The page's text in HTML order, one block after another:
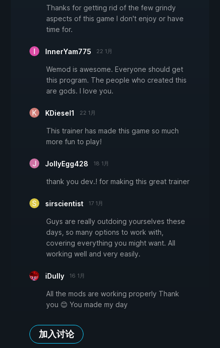
Thanks for getting rid of the few grindy
aspects of this game I don't enjoy or have
time for.
InnerYam775 22 1月
Wemod is awesome. Everyone should get
this program. The people who created this
are gods. I love you.
KDiesel1 22 1月
This trainer has made this game so much
more fun to play!
JollyEgg428 18 1月
thank you dev.! for making this great trainer
sirscientist 17 1月
Guys are really outdoing yourselves these
days, so many options to work with,
covering everything you might want. All
working well and very easily.
iDully 16 1月
All the mods are working properly Thank
you 😊 You made my day
加入讨论